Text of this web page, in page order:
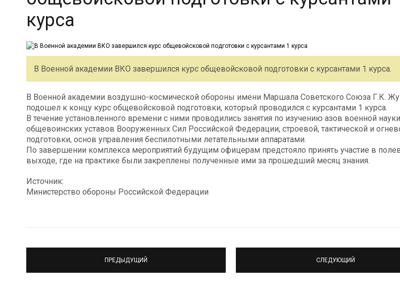
курса
В Военной академии ВКО завершился курс общевойсковой подготовки с курсантами 1 курса.
В Военной академии воздушно-космической обороны имени Маршала Советского Союза Г.К.
подошел к концу курс общевойсковой подготовки, который проводился с курсантами 1 курса.
В течение установленного времени с ними проводились занятия по изучению азов военной
общевоинских уставов Вооруженных Сил Российской Федерации, строевой, тактической и
подготовки, основ управления беспилотными летательными аппаратами.
По завершении комплекса мероприятий будущим офицерам предстояло принять участие в
выходе, где на практике были закреплены полученные ими за прошедший месяц знания.
Источник:
Министерство обороны Российской Федерации
ПРЕДЫДУЩИЙ СЛЕДУЮЩИЙ